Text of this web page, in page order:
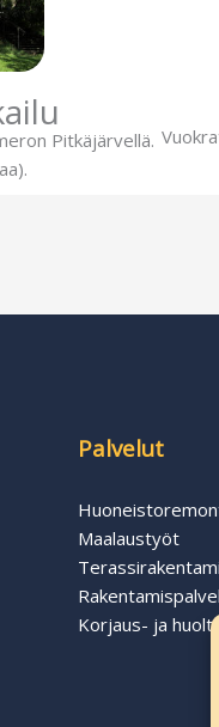
Pitkäjärvellä.
Palvelut
Maalaustyöt
Korjaus- ja